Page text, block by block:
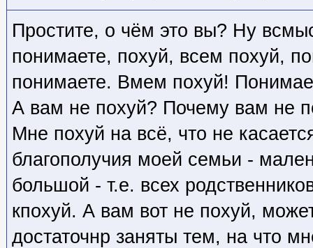
Простите, о чём это вы? Ну
понимаете, похуй, всем похуй,
понимаете. Вмем похуй!
А вам не похуй? Почему вам не
Мне похуй на всё, что не
благополучия моей семьи -
большой - т.е. всех
кпохуй. А вам вот не похуй,
достаточнр заняты тем, на что